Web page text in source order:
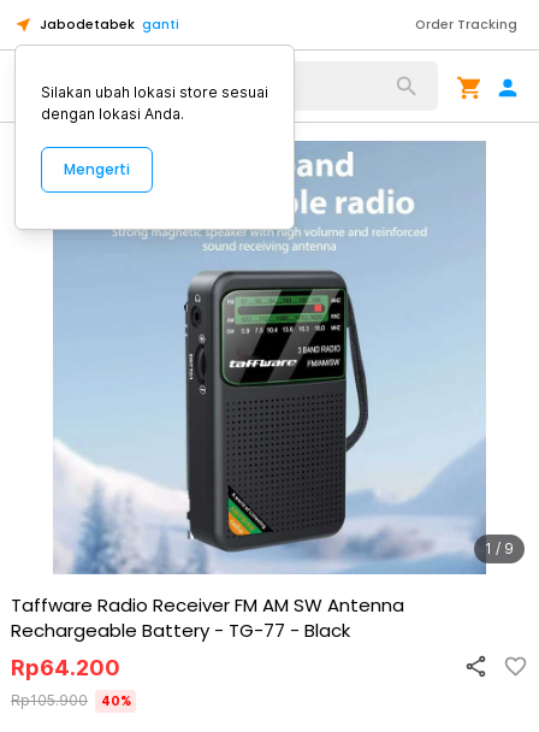
Jabodetabek ganti Order Tracking
Alat Kopi
1 / 9
Taffware Radio Receiver FM AM SW Antenna
Rechargeable Battery - TG-77 - Black
Rp64.200
Rp105.900 40%
Silakan ubah lokasi store sesuai
dengan lokasi Anda.
Mengerti